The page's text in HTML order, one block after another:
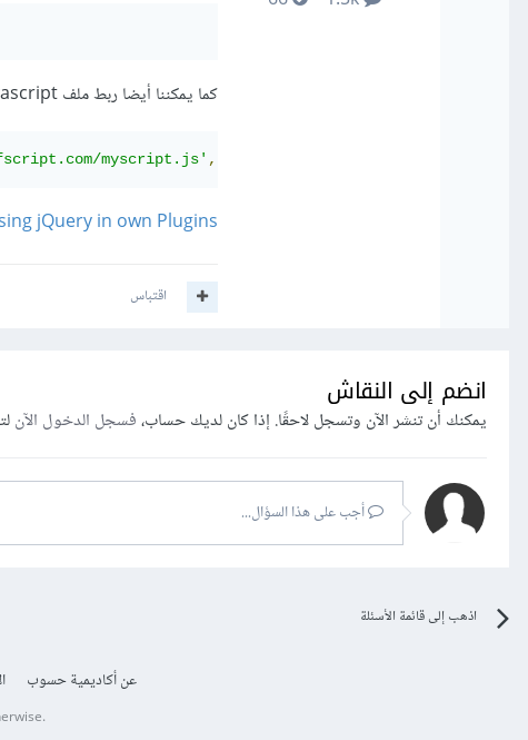
كما يمكننا أيضا ربط ملف javascript مع jquery معاً في حال كنا سنستخدم الاثنين معاً:
myscript.js' ,
jQuery in own Plugins
اقتباس
انضم إلى النقاش
يمكنك أن تنشر الآن وتسجل لاحقًا. إذا كان لديك حساب،فسجل الدخول الآن
أجب على هذا السؤال...
اذهب إلى قائمة الأسئلة
عن أكاديمية حسوب